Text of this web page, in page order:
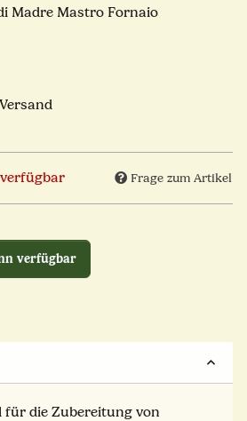
Madre Mastro Fornaio
Versand
Frage zum Artikel
verfügbar
für die Zubereitung von